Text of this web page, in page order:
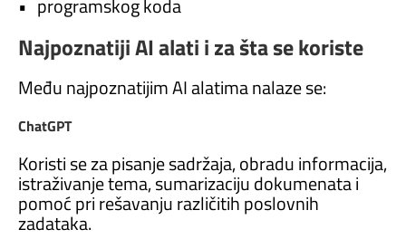
• programskog koda
Najpoznatiji AI alati i za šta se koriste
Među najpoznatijim AI alatima nalaze se:
ChatGPT
Koristi se za pisanje sadržaja, obradu informacija,
istraživanje tema, sumarizaciju dokumenata i
pomoć pri rešavanju različitih poslovnih
zadataka.